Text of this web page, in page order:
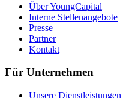
Über YoungCapital
Interne Stellenangebote
Presse
Partner
Kontakt
Für Unternehmen
Unsere Dienstleistungen